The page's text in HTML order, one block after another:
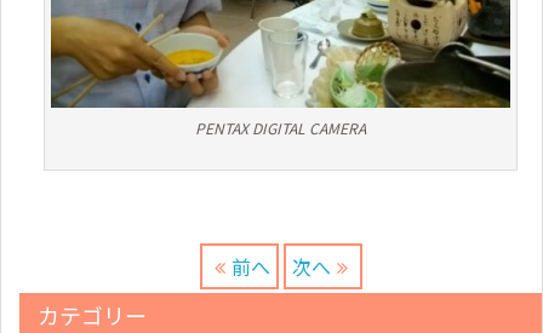
PENTAX DIGITAL CAMERA
前へ 次へ
カテゴリー